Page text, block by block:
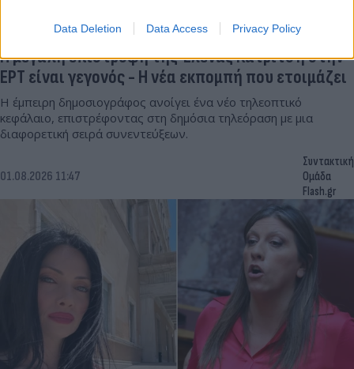
Data Deletion Data Access Privacy Policy
Η μεγάλη επιστροφή της Έλενας Κατρίτση στην
ΕΡΤ είναι γεγονός - Η νέα εκπομπή που ετοιμάζει
Η έμπειρη δημοσιογράφος ανοίγει ένα νέο τηλεοπτικό
κεφάλαιο, επιστρέφοντας στη δημόσια τηλεόραση με μια
διαφορετική σειρά συνεντεύξεων.
01.08.2026 11:47
Συντακτική
Ομάδα
Flash.gr